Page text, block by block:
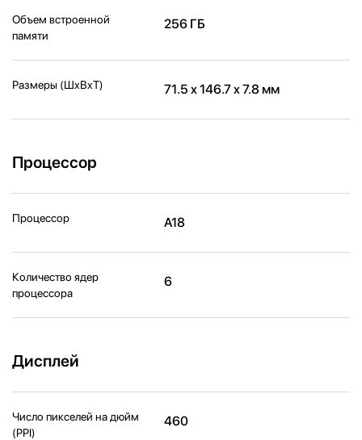
Объем встроенной
памяти
256 ГБ
Размеры (ШxВxТ) 71.5 x 146.7 x 7.8 мм
Процессор
Процессор A18
Количество ядер
процессора
6
Дисплей
Число пикселей на дюйм
(PPI)
460